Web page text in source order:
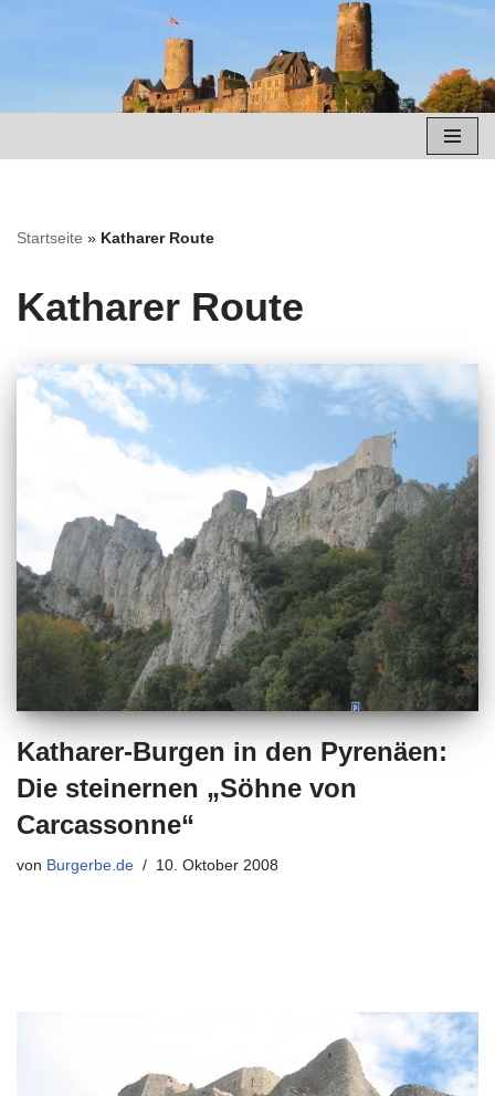
springen
Startseite » Katharer Route
Katharer Route
Katharer-Burgen in den Pyrenäen:
Die steinernen „Söhne von
Carcassonne“
von Burgerbe.de 10. Oktober 2008